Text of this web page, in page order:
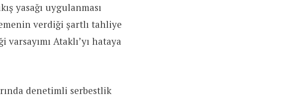
yasağı uygulanması
verdiği şartlı tahliye
Ataklı’yı hataya
denetimli serbestlik